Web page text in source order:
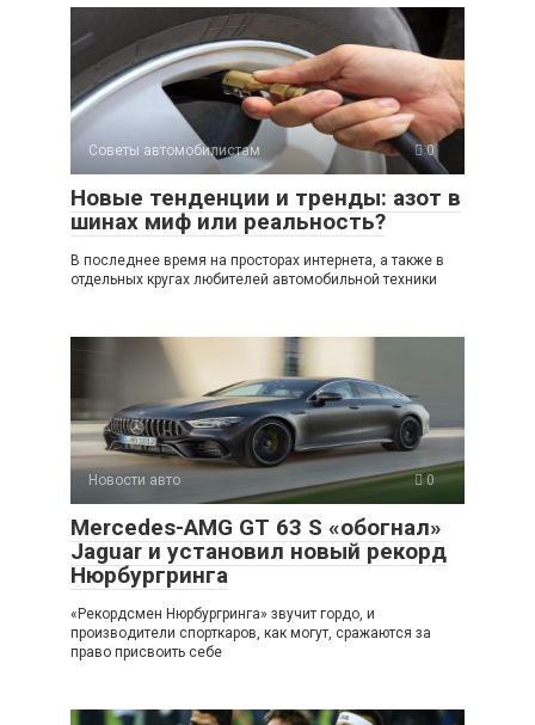
Советы автомобилистам 0
Новые тенденции и тренды: азот в
шинах миф или реальность?
В последнее время на просторах интернета, а также в
отдельных кругах любителей автомобильной техники
Новости авто 0
Mercedes-AMG GT 63 S «обогнал»
Jaguar и установил новый рекорд
Нюрбургринга
«Рекордсмен Нюрбургринга» звучит гордо, и
производители спорткаров, как могут, сражаются за
право присвоить себе